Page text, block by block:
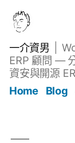
一介資男
ERP 顧問 —
資安與開源
Home
Blog
文章